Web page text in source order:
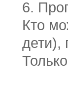
6.
Кто
дети),